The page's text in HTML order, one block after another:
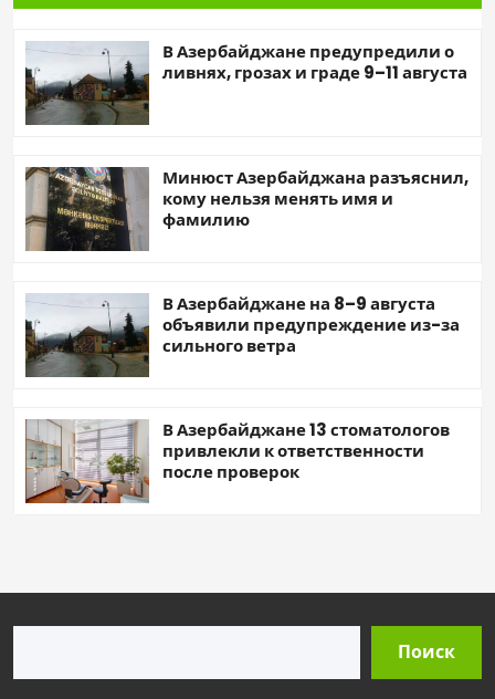
В Азербайджане предупредили о
ливнях, грозах и граде 9–11 августа
Минюст Азербайджана разъяснил,
кому нельзя менять имя и
фамилию
В Азербайджане на 8–9 августа
объявили предупреждение из-за
сильного ветра
В Азербайджане 13 стоматологов
привлекли к ответственности
после проверок
Поиск